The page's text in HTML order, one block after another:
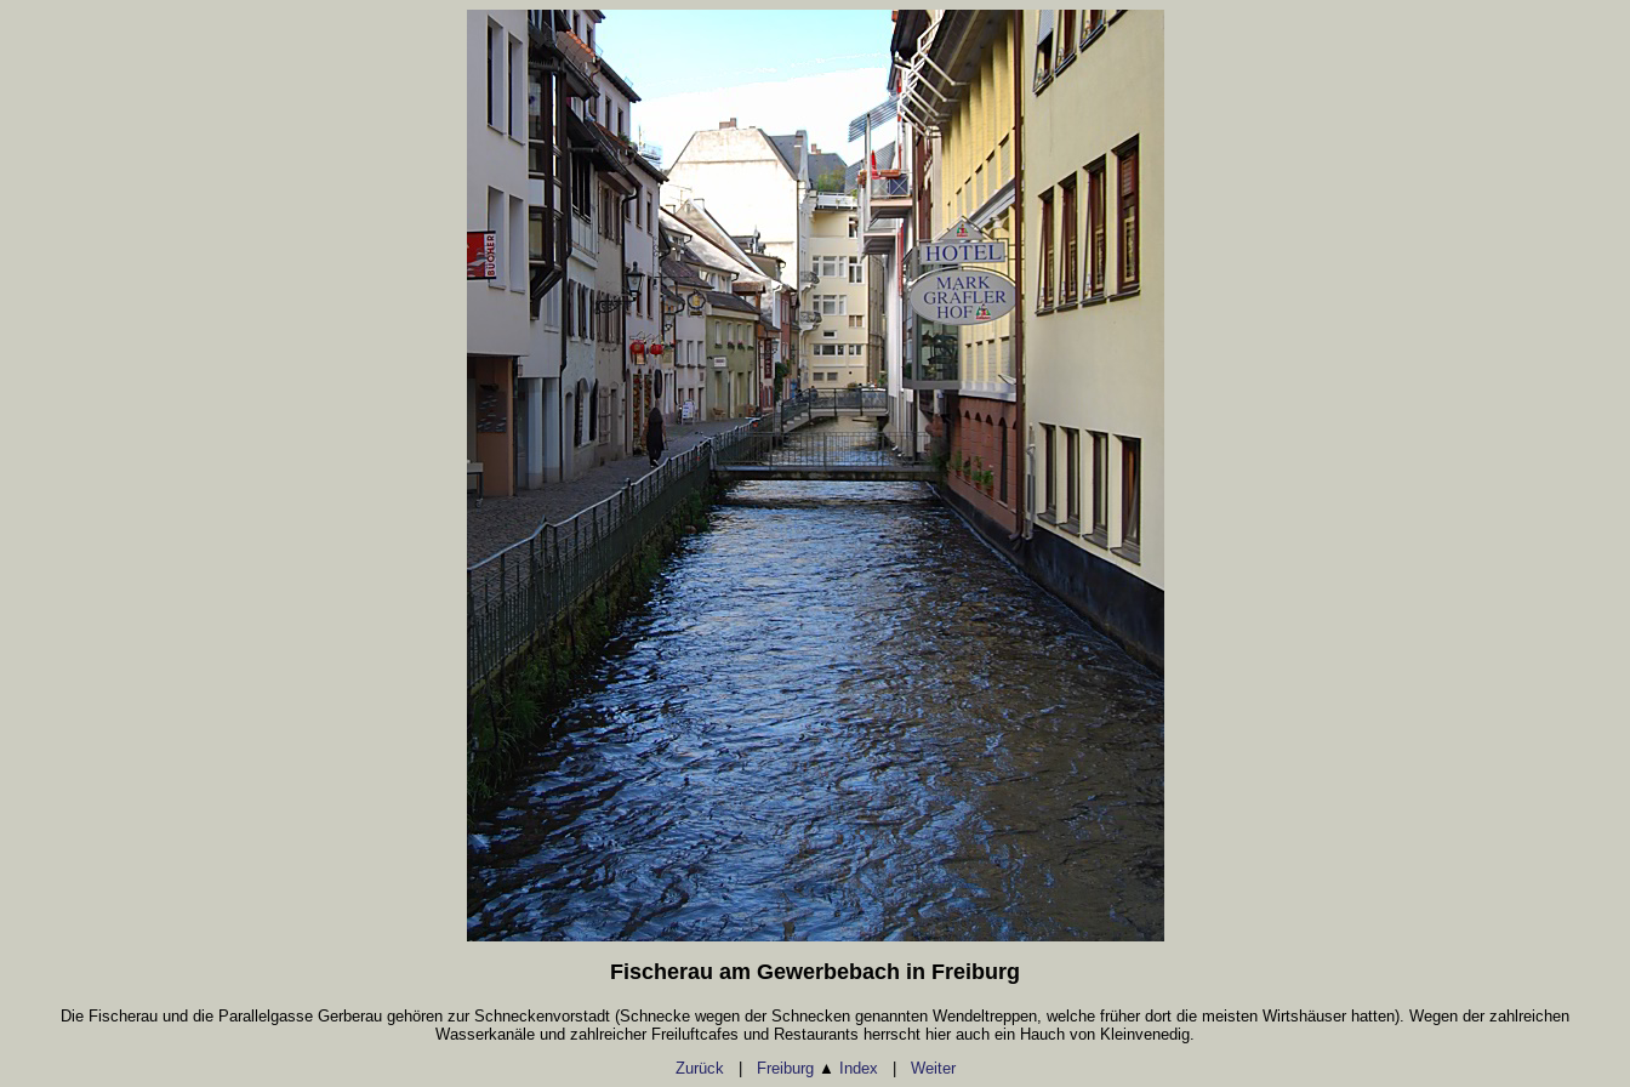
Fischerau am Gewerbebach in Freiburg
Die Fischerau und die Parallelgasse Gerberau gehören zur Schneckenvorstadt (Schnecke wegen der Schnecken genannten Wendeltreppen, welche früher dort die meisten Wirtshäuser hatten). Wegen der zahlreichen
Wasserkanäle und zahlreicher Freiluftcafes und Restaurants herrscht hier auch ein Hauch von Kleinvenedig.
Zurück| Freiburg ▲ Index Weiter